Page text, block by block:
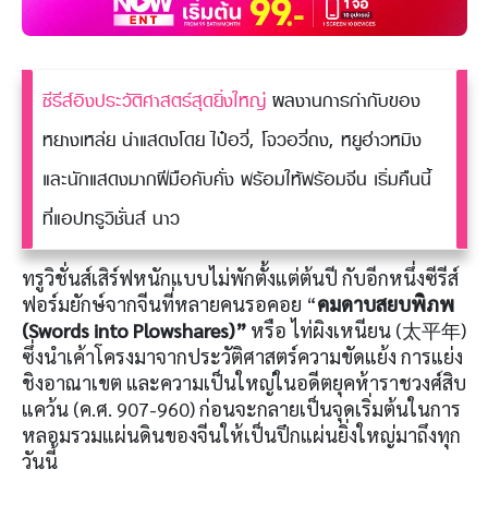
ซีรีส์อิงประวัติศาสตร์สุดยิ่งใหญ่ ผลงานการกำกับของ
หยางเหล่ย นำแสดงโดย ไป๋อวี่, โจวอวี่ถง, หยูฮ่าวหมิง
และนักแสดงมากฝีมือคับคั่ง พร้อมให้พร้อมจีน เริ่มคืนนี้
ที่แอปทรูวิชั่นส์ นาว
ทรูวิชั่นส์เสิร์ฟหนักแบบไม่พักตั้งแต่ต้นปี กับอีกหนึ่งซีรีส์
ฟอร์มยักษ์จากจีนที่หลายคนรอคอย “คมดาบสยบพิภพ
(Swords into Plowshares)” หรือ ไท่ผิงเหนียน (太平年)
ซึ่งนำเค้าโครงมาจากประวัติศาสตร์ความขัดแย้ง การแย่ง
ชิงอาณาเขต และความเป็นใหญ่ในอดีตยุคห้าราชวงศ์สิบ
แคว้น (ค.ศ. 907-960) ก่อนจะกลายเป็นจุดเริ่มต้นในการ
หลอมรวมแผ่นดินของจีนให้เป็นปึกแผ่นยิ่งใหญ่มาถึงทุก
วันนี้